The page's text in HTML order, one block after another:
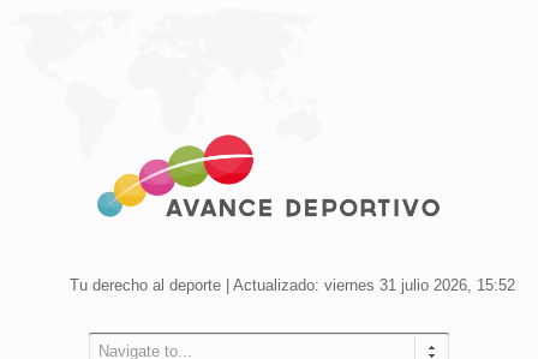
Tu derecho al deporte | Actualizado: viernes 31 julio 2026, 15:52
Navigate to...